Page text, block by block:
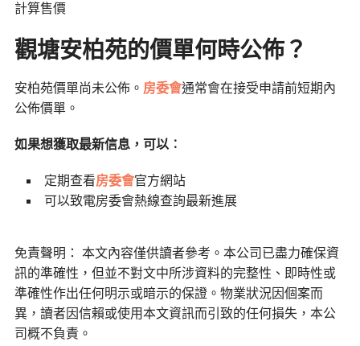
計算售價
觀塘安柏苑的價單何時公佈？
安柏苑價單尚未公佈。 房委會通常會在接受申請前短期內
公佈價單。
如果想獲取最新信息，可以︰
定期查看房委會官方網站
可以致電房委會熱線查詢最新進展
免責聲明： 本文內容僅供讀者參考。本公司已盡力確保資
訊的準確性，但並不對文中所涉資料的完整性、即時性或
準確性作出任何明示或暗示的保證。物業狀況因個案而
異，讀者因信賴或使用本文資訊而引致的任何損失，本公
司概不負責。